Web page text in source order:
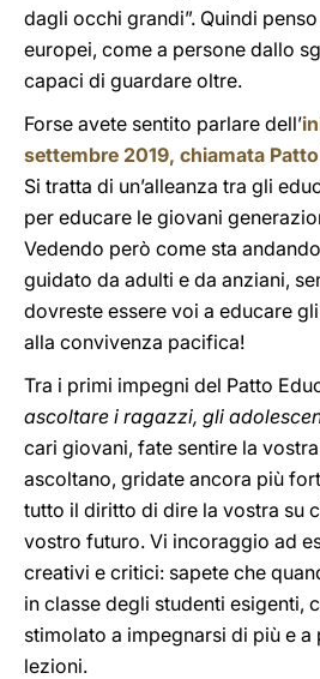
dagli occhi grandi”. Quindi
europei, come a persone dallo
capaci di guardare oltre.
Forse avete sentito parlare dell’
settembre 2019, chiamata
Si tratta di un’alleanza tra gli
per educare le giovani
Vedendo però come sta
guidato da adulti e da anziani,
dovreste essere voi a educare
alla convivenza pacifica!
Tra i primi impegni del Patto
ascoltare i ragazzi, gli
cari giovani, fate sentire la
ascoltano, gridate ancora più
tutto il diritto di dire la vostra su
vostro futuro. Vi incoraggio ad
creativi e critici: sapete che
in classe degli studenti esigenti,
stimolato a impegnarsi di più e
lezioni.